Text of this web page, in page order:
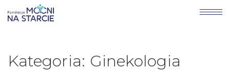
Kategoria: Ginekologia